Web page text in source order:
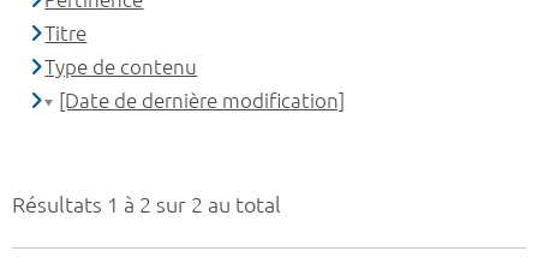
Résultats 1 à 2 sur 2 au total
Titre
Type de contenu
[Date de dernière modification]